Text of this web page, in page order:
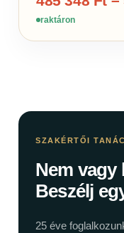
raktáron
SZAKÉRTŐI
Nem vagy
Beszélj
25 éve